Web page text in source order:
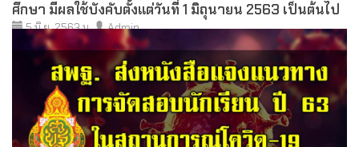
ศึกษา มีผลใช้บังคับตั้งแต่วันที่ 1 มิถุนายน 2563 เป็นต้นไป
5 มิ.ย. 2563 น. Admin